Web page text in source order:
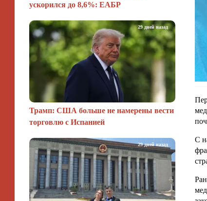
ускорился до 8,6%: ЕАБР
Трамп: США больше не намерены вести
торговлю с Испанией
29 дней назад
29 дней назад
С